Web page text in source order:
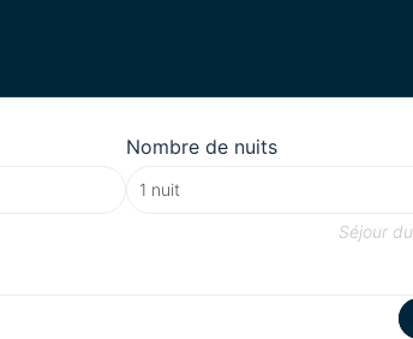
Nombre de nuits
Séjour du